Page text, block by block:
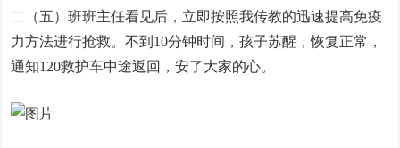
二（五）班班主任看见后，立即按照我传教的迅速提高免疫
力方法进行抢救。不到10分钟时间，孩子苏醒，恢复正常，
通知120救护车中途返回，安了大家的心。